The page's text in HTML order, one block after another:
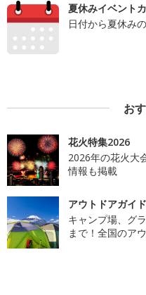
夏休みイベント
日付から夏休み
お
花火特集2026
2026年の花火大
情報も掲載
アウトドアガイド
キャンプ場、グ
まで！全国のア